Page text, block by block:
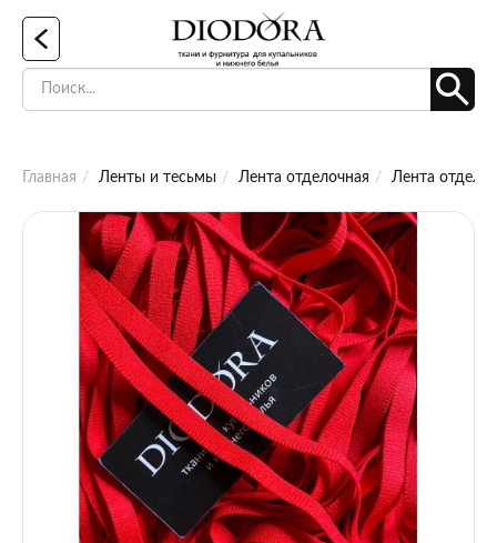
Главная Ленты и тесьмы Лента отделочная Лента